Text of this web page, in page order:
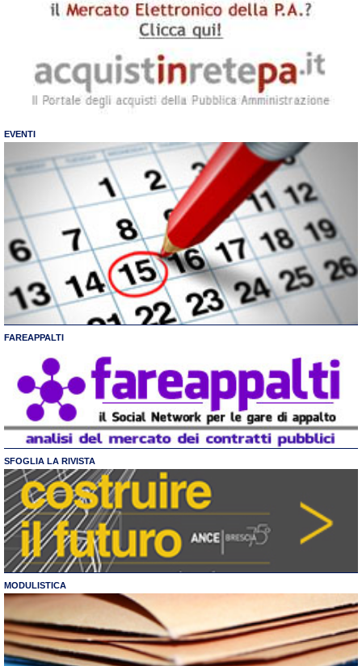
EVENTI
FAREAPPALTI
SFOGLIA LA RIVISTA
MODULISTICA